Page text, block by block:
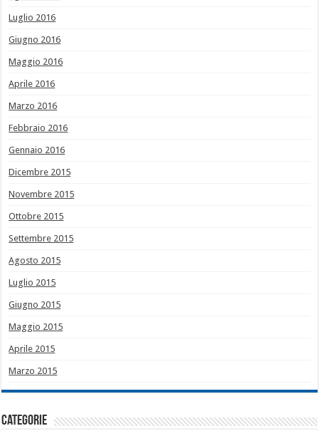
Luglio 2016
Giugno 2016
Maggio 2016
Aprile 2016
Marzo 2016
Febbraio 2016
Gennaio 2016
Dicembre 2015
Novembre 2015
Ottobre 2015
Settembre 2015
Agosto 2015
Luglio 2015
Giugno 2015
Maggio 2015
Aprile 2015
Marzo 2015
Categorie